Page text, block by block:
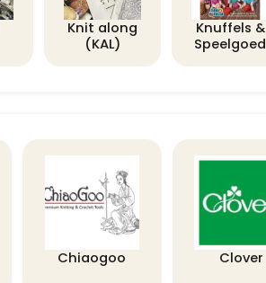
Knit along
(KAL)
Knuffels &
Speelgoed
Chiaogoo Clover